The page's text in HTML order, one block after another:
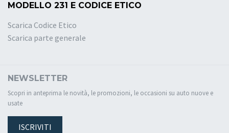
MODELLO 231 E CODICE ETICO
Scarica Codice Etico
Scarica parte generale
NEWSLETTER
Scopri in anteprima le novità, le promozioni, le occasioni su auto nuove e
usate
ISCRIVITI